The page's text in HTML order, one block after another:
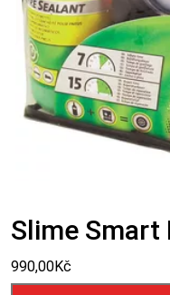
Slime Smart
990,00Kč